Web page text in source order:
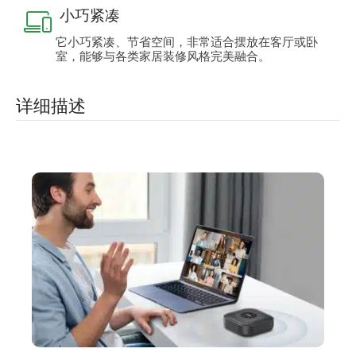
小巧紧凑
它小巧紧凑、节省空间，非常适合摆放在客厅或卧
室，能够与各类家居装修风格完美融合。
详细描述